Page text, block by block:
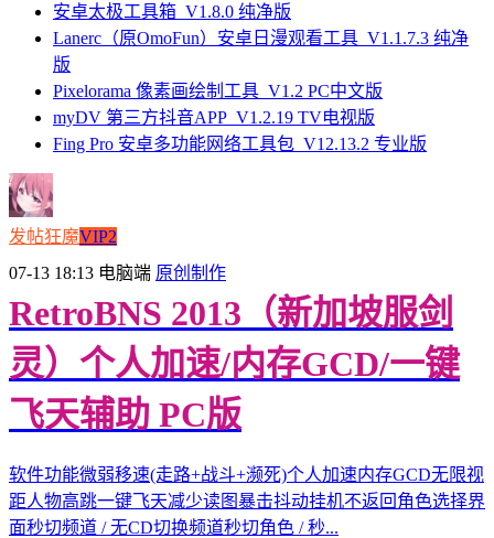
安卓太极工具箱_V1.8.0 纯净版
Lanerc（原OmoFun）安卓日漫观看工具_V1.1.7.3 纯净
版
Pixelorama 像素画绘制工具_V1.2 PC中文版
myDV 第三方抖音APP_V1.2.19 TV电视版
Fing Pro 安卓多功能网络工具包_V12.13.2 专业版
发帖狂魔VIP2
07-13 18:13 电脑端 原创制作
RetroBNS 2013（新加坡服剑
灵）个人加速/内存GCD/一键
飞天辅助 PC版
软件功能微弱移速(走路+战斗+濒死)个人加速内存GCD无限视
距人物高跳一键飞天减少读图暴击抖动挂机不返回角色选择界
面秒切频道 / 无CD切换频道秒切角色 / 秒...